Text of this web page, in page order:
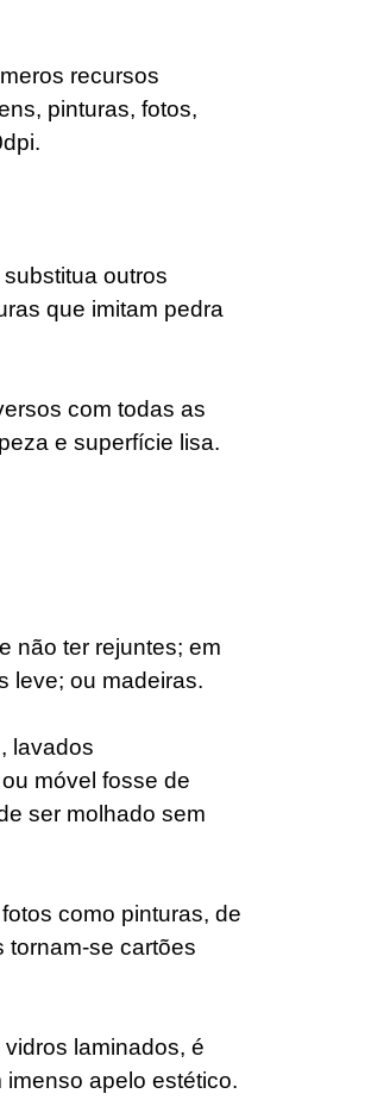
recursos
pinturas, fotos,
outros
que imitam pedra
com todas as
e superfície lisa.
não ter rejuntes; em
leve; ou madeiras.
lavados
móvel fosse de
ser molhado sem
como pinturas, de
tornam-se cartões
laminados, é
apelo estético.